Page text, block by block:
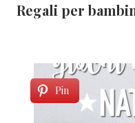
Regali per
Pin